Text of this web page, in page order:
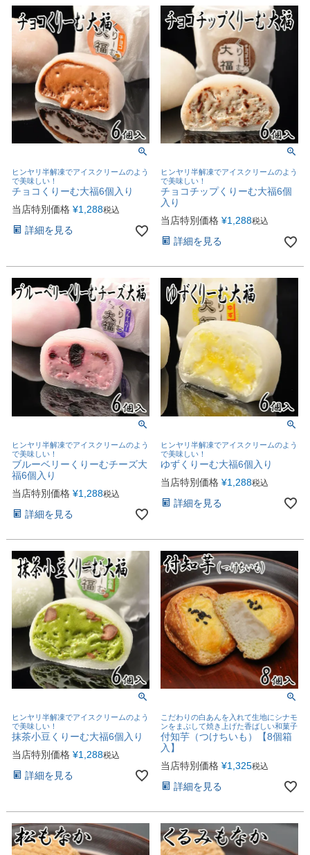
ヒンヤリ半解凍でアイスクリームのよう
で美味しい！
チョコくりーむ大福6個入り
当店特別価格 ¥1,288税込
詳細を見る
ヒンヤリ半解凍でアイスクリームのよう
で美味しい！
チョコチップくりーむ大福6個
入り
当店特別価格 ¥1,288税込
詳細を見る
ヒンヤリ半解凍でアイスクリームのよう
で美味しい！
ブルーベリーくりーむチーズ大
福6個入り
当店特別価格 ¥1,288税込
詳細を見る
ヒンヤリ半解凍でアイスクリームのよう
で美味しい！
ゆずくりーむ大福6個入り
当店特別価格 ¥1,288税込
詳細を見る
ヒンヤリ半解凍でアイスクリームのよう
で美味しい！
抹茶小豆くりーむ大福6個入り
当店特別価格 ¥1,288税込
詳細を見る
こだわりの白あんを入れて生地にシナモ
ンをまぶして焼き上げた香ばしい和菓子
付知芋（つけちいも）【8個箱
入】
当店特別価格 ¥1,325税込
詳細を見る